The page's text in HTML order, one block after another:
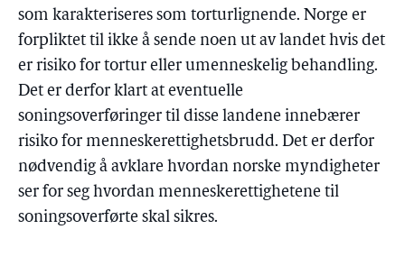
som karakteriseres som torturlignende. Norge er
forpliktet til ikke å sende noen ut av landet hvis det
er risiko for tortur eller umenneskelig behandling.
Det er derfor klart at eventuelle
soningsoverføringer til disse landene innebærer
risiko for menneskerettighetsbrudd. Det er derfor
nødvendig å avklare hvordan norske myndigheter
ser for seg hvordan menneskerettighetene til
soningsoverførte skal sikres.